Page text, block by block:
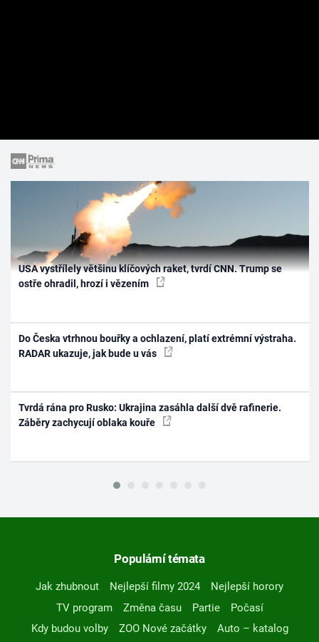
USA vystřílely většinu klíčových raket, tvrdí CNN. Trump se
ostře ohradil, hrozí i vězením
Do Česka vtrhnou bouřky a ochlazení, platí extrémní výstraha.
RADAR ukazuje, jak bude u vás
Tvrdá rána pro Rusko: Ukrajina zasáhla další dvě rafinerie.
Záběry zachycují oblaka kouře
Populární témata
Jak zhubnout Nejlepší filmy 2024
Nejlepší horory
TV program
Změna času Partie
Počasí
Kdy budou volby
ZOO Nové začátky
Auto – katalog